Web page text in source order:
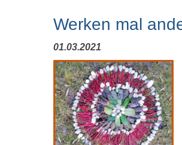
Werken mal
01.03.2021